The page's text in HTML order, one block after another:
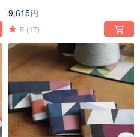
9,615円
5 (17)